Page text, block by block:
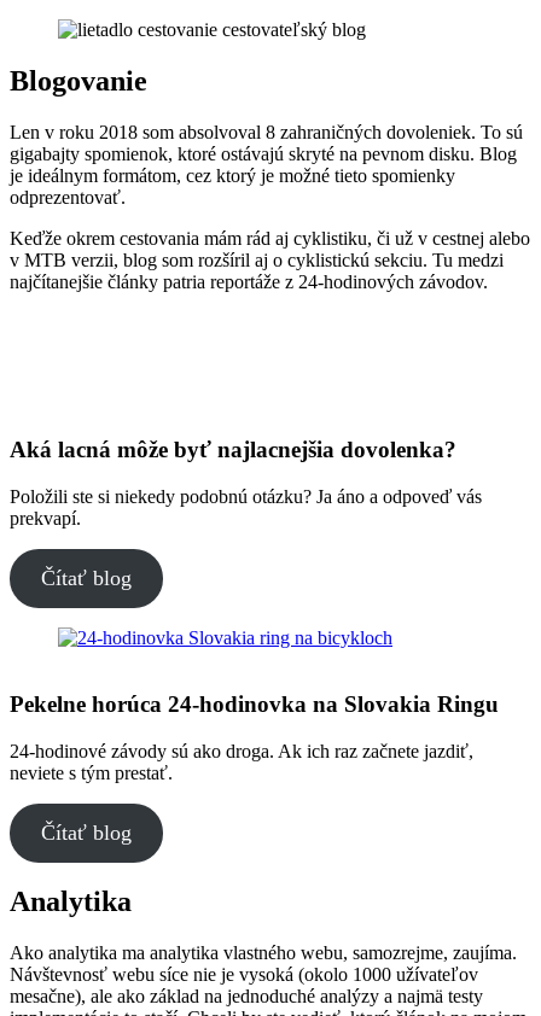
Blogovanie
Len v roku 2018 som absolvoval 8 zahraničných dovoleniek. To sú
gigabajty spomienok, ktoré ostávajú skryté na pevnom disku. Blog
je ideálnym formátom, cez ktorý je možné tieto spomienky
odprezentovať.
Keďže okrem cestovania mám rád aj cyklistiku, či už v cestnej alebo
v MTB verzii, blog som rozšíril aj o cyklistickú sekciu. Tu medzi
najčítanejšie články patria reportáže z 24-hodinových závodov.
Aká lacná môže byť najlacnejšia dovolenka?
Položili ste si niekedy podobnú otázku? Ja áno a odpoveď vás
prekvapí.
Čítať blog
Pekelne horúca 24-hodinovka na Slovakia Ringu
24-hodinové závody sú ako droga. Ak ich raz začnete jazdiť,
neviete s tým prestať.
Čítať blog
Analytika
Ako analytika ma analytika vlastného webu, samozrejme, zaujíma.
Návštevnosť webu síce nie je vysoká (okolo 1000 užívateľov
mesačne), ale ako základ na jednoduché analýzy a najmä testy